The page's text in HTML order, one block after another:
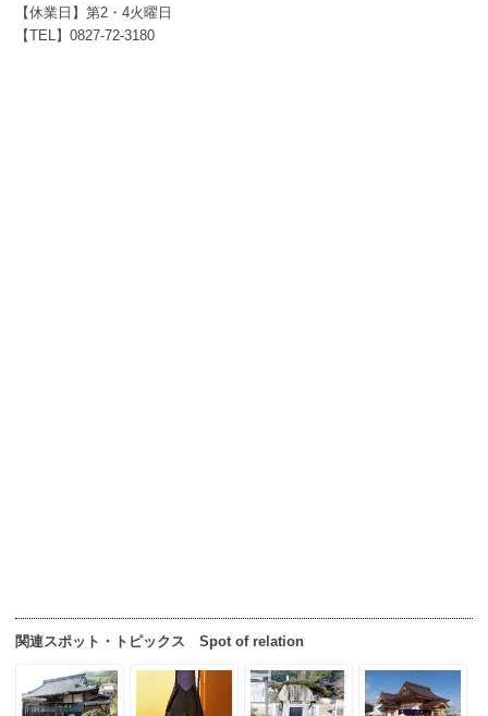
【休業日】第2・4火曜日
【TEL】0827-72-3180
関連スポット・トピックス Spot of relation